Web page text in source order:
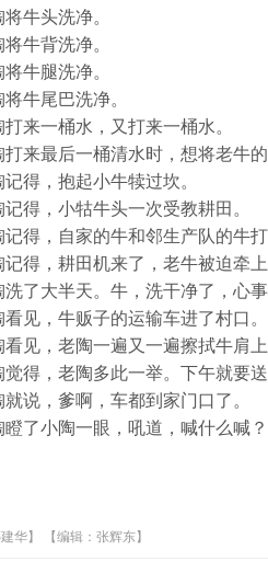
头洗净。
背洗净。
腿洗净。
尾巴洗净。
一桶水，又打来一桶水。
最后一桶清水时，想将老牛的
，抱起小牛犊过坎。
，小牯牛头一次受教耕田。
，自家的牛和邻生产队的牛打
，耕田机来了，老牛被迫牵上
大半天。牛，洗干净了，心事
，牛贩子的运输车进了村口。
，老陶一遍又一遍擦拭牛肩上
，老陶多此一举。下午就要送
，爹啊，车都到家门口了。
小陶一眼，吼道，喊什么喊？
华】 【编辑：张辉东】